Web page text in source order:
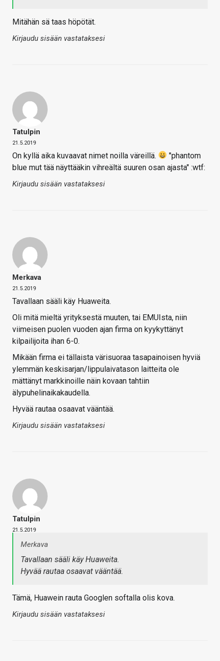
Mitähän sä taas höpötät.
Kirjaudu sisään vastataksesi
Tatulpin
21.5.2019
On kyllä aika kuvaavat nimet noilla väreillä.
"phantom
blue mut tää näyttääkin vihreältä suuren osan ajasta" :wtf:
Kirjaudu sisään vastataksesi
Merkava
21.5.2019
Tavallaan sääli käy Huaweita.
Oli mitä mieltä yrityksestä muuten, tai EMUIsta, niin
viimeisen puolen vuoden ajan firma on kyykyttänyt
kilpailijoita ihan 6-0.
Mikään firma ei tällaista värisuoraa tasapainoisen hyviä
ylemmän keskisarjan/lippulaivatason laitteita ole
mättänyt markkinoille näin kovaan tahtiin
älypuhelinaikakaudella.
Hyvää rautaa osaavat vääntää.
Kirjaudu sisään vastataksesi
Tatulpin
21.5.2019
Merkava
Tavallaan sääli käy Huaweita.
Hyvää rautaa osaavat vääntää.
Tämä, Huawein rauta Googlen softalla olis kova.
Kirjaudu sisään vastataksesi